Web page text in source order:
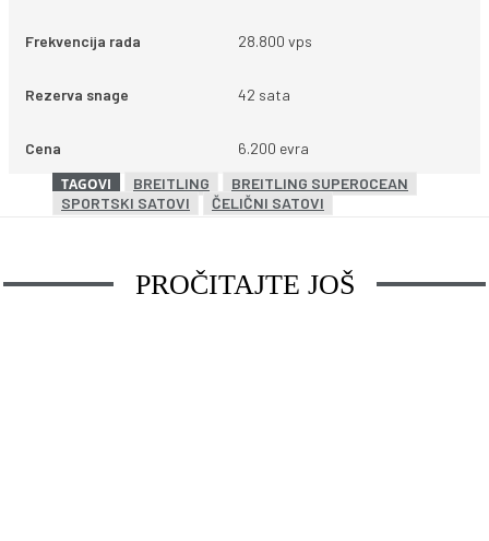
Frekvencija rada 28.800 vps
Rezerva snage 42 sata
Cena
6.200 evra
TAGOVI
BREITLING
BREITLING SUPEROCEAN
SPORTSKI SATOVI
ČELIČNI SATOVI
PROČITAJTE JOŠ